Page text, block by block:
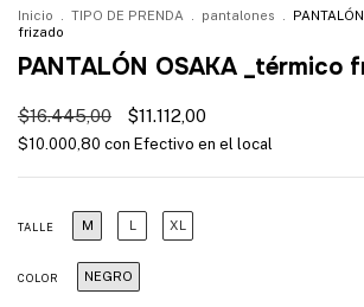
Inicio TIPO DE PRENDA pantalones
frizado
PANTALÓN OSAKA _térmico
$16.445,00 $11.112,00
$10.000,80 con Efectivo en el local
TALLE M L XL
COLOR NEGRO